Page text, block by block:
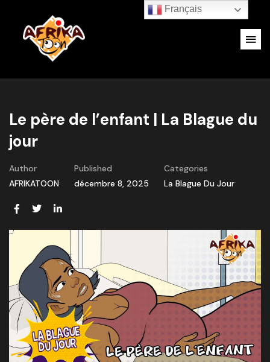
Le père de l’enfant | La Blague du
jour
Author
AFRIKATOON
Published
décembre 8, 2025
Categories
La Blague Du Jour
Français